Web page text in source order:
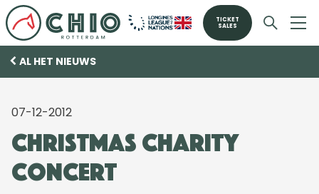
TICKET
SALES
AL HET NIEUWS
07-12-2012
Christmas Charity
Concert